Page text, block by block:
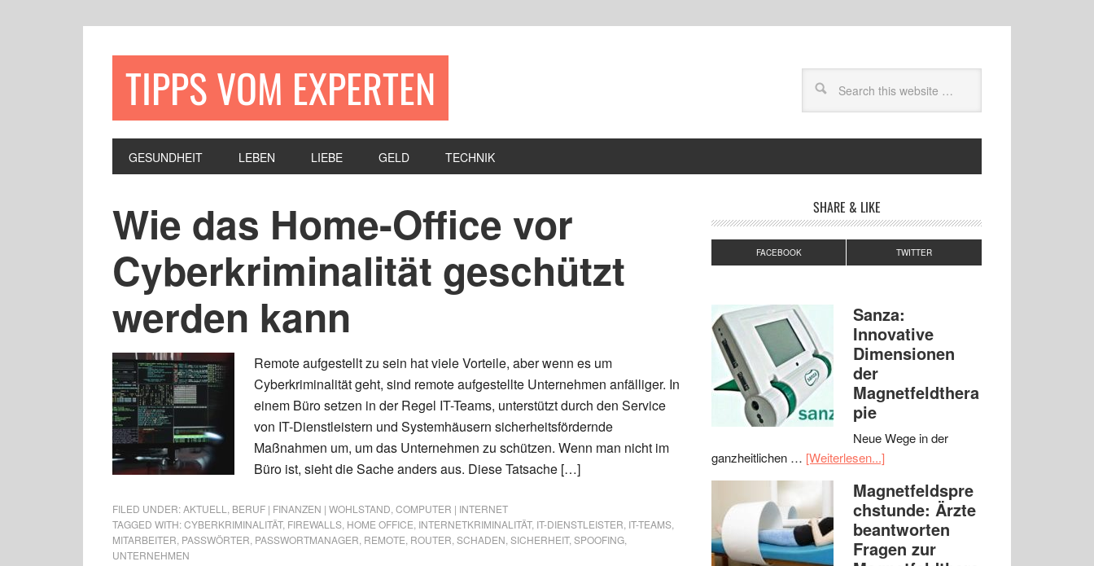
TIPPS VOM EXPERTEN
GESUNDHEIT LEBEN LIEBE GELD TECHNIK
Wie das Home-Office vor
Cyberkriminalität geschützt
werden kann
Remote aufgestellt zu sein hat viele Vorteile, aber wenn es um
Cyberkriminalität geht, sind remote aufgestellte Unternehmen anfälliger. In
einem Büro setzen in der Regel IT-Teams, unterstützt durch den Service
von IT-Dienstleistern und Systemhäusern sicherheitsfördernde
Maßnahmen um, um das Unternehmen zu schützen. Wenn man nicht im
Büro ist, sieht die Sache anders aus. Diese Tatsache […]
FILED UNDER:AKTUELL BERUF | FINANZEN | WOHLSTAND COMPUTER | INTERNET
TAGGED WITH:CYBERKRIMINALITÄT, FIREWALLS HOME OFFICE INTERNETKRIMINALITÄT, IT-DIENSTLEISTER IT-TEAMS
MITARBEITER PASSWÖRTER PASSWORTMANAGER REMOTE ROUTER SCHADEN SICHERHEIT, SPOOFING
UNTERNEHMEN
SHARE & LIKE
FACEBOOK TWITTER
Sanza:
Innovative
Dimensionen
der
Magnetfeldthera
pie
Neue Wege in der
ganzheitlichen … [Weiterlesen...]
Magnetfeldspre
chstunde: Ärzte
beantworten
Fragen zur